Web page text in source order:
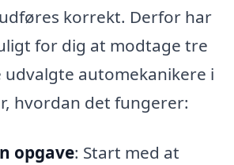
korrekt. Derfor har
for dig at modtage tre
automekanikere i
hvordan det fungerer:
opgave: Start med at